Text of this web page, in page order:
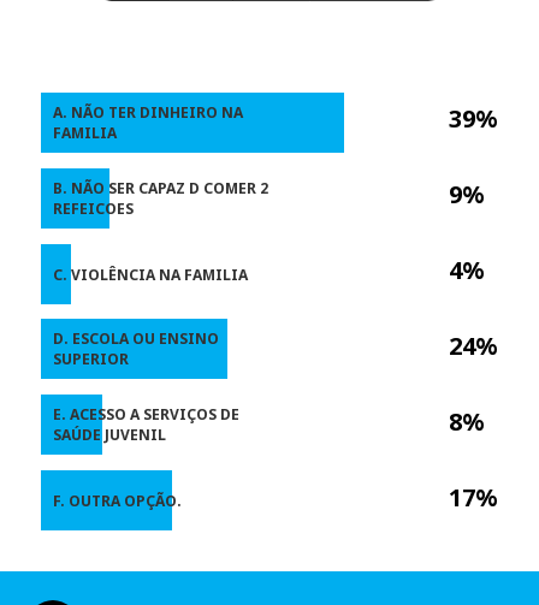
39%
9%
4%
24%
8%
17%
A. NÃO TER DINHEIRO NA
FAMILIA
B. NÃO SER CAPAZ D COMER 2
REFEICOES
C. VIOLÊNCIA NA FAMILIA
D. ESCOLA OU ENSINO
SUPERIOR
E. ACESSO A SERVIÇOS DE
SAÚDE JUVENIL
F. OUTRA OPÇÃO.